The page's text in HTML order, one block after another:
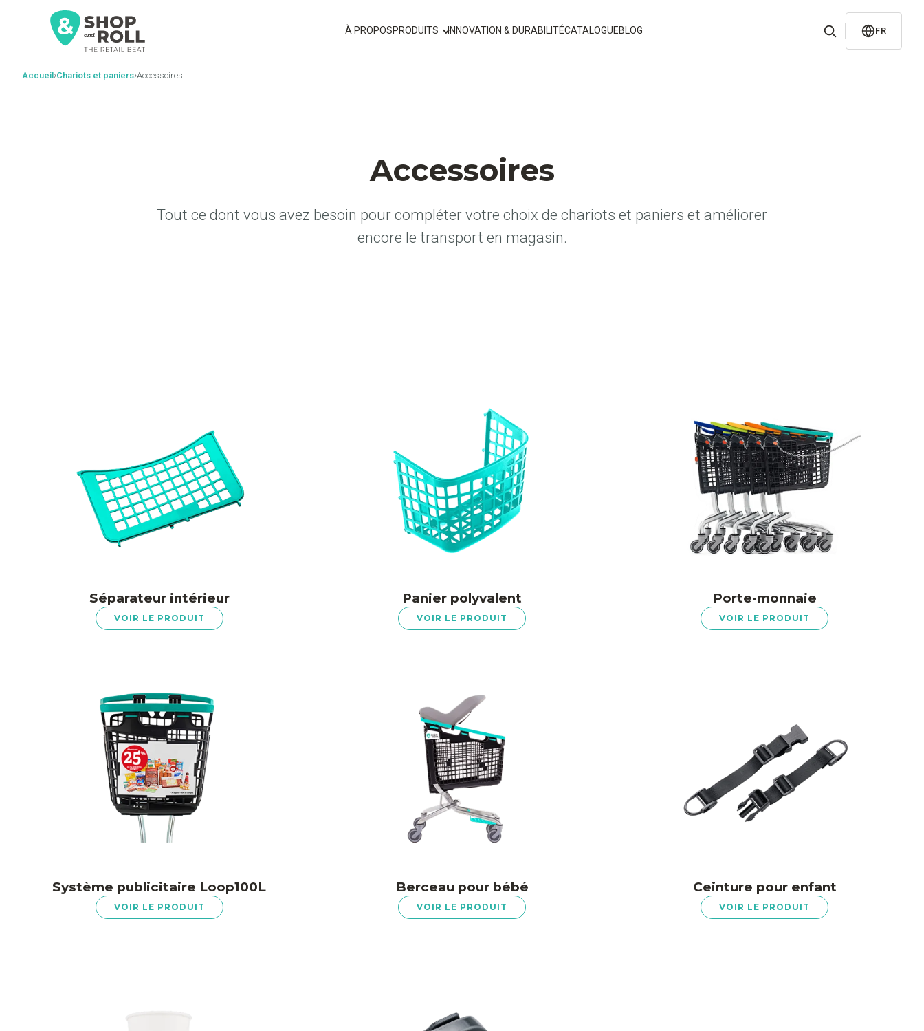
contenido
À PROPOSPRODUITS INNOVATION & DURABILITÉCATALOGUEBLOG FR
Accueil›Chariots et paniers›Accessoires
Accessoires
Tout ce dont vous avez besoin pour compléter votre choix de chariots et paniers et améliorer
encore le transport en magasin.
Séparateur intérieur
VOIR LE PRODUIT
Panier polyvalent
VOIR LE PRODUIT
Porte-monnaie
VOIR LE PRODUIT
Système publicitaire Loop100L
VOIR LE PRODUIT
Berceau pour bébé
VOIR LE PRODUIT
Ceinture pour enfant
VOIR LE PRODUIT